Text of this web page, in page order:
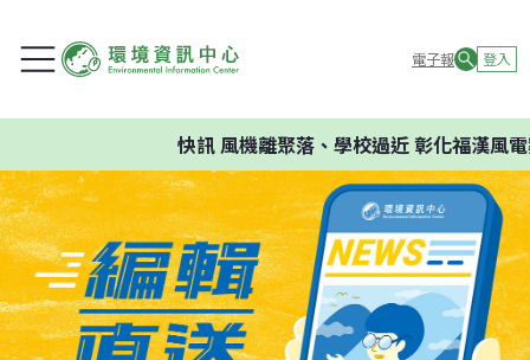
電子報 登入
快訊風機離聚落、學校過近 彰化福漢風電